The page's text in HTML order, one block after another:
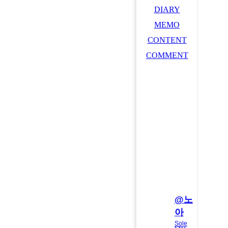
@노
아
Sole
DIARY
MEMO
CONTENT
COMMENT